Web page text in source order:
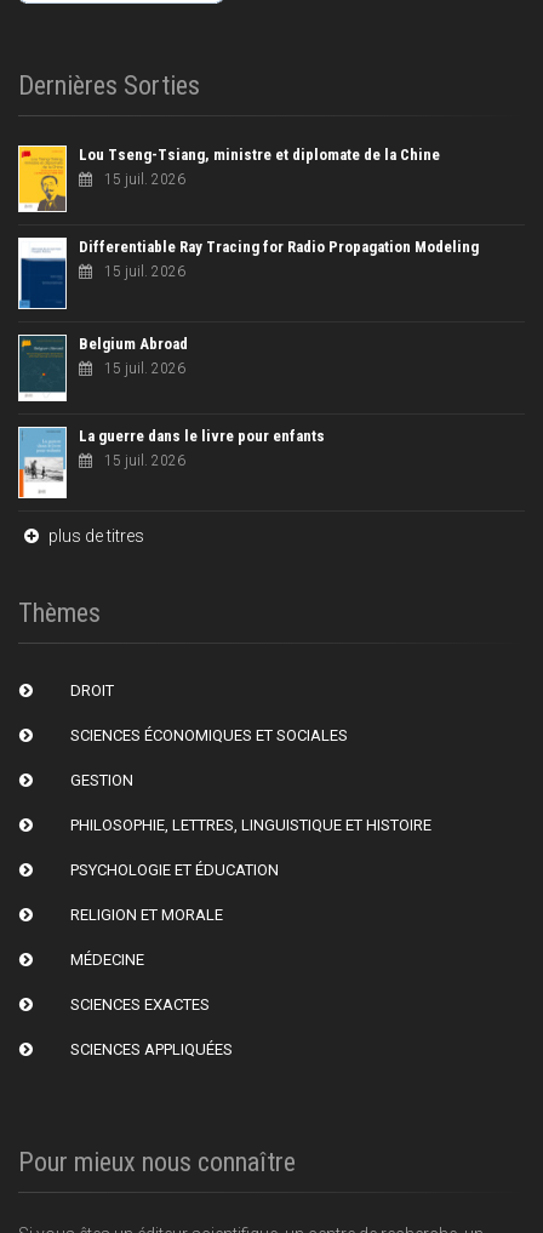
Dernières Sorties
Lou Tseng-Tsiang, ministre et diplomate de la Chine
15 juil. 2026
Differentiable Ray Tracing for Radio Propagation Modeling
15 juil. 2026
Belgium Abroad
15 juil. 2026
La guerre dans le livre pour enfants
15 juil. 2026
plus de titres
Thèmes
DROIT
SCIENCES ÉCONOMIQUES ET SOCIALES
GESTION
PHILOSOPHIE, LETTRES, LINGUISTIQUE ET HISTOIRE
PSYCHOLOGIE ET ÉDUCATION
RELIGION ET MORALE
MÉDECINE
SCIENCES EXACTES
SCIENCES APPLIQUÉES
Pour mieux nous connaître